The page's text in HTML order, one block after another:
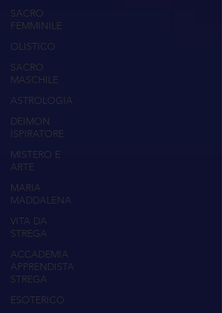
SACRO
FEMMINILE
OLISTICO
SACRO
MASCHILE
ASTROLOGIA
DEIMON
ISPIRATORE
MISTERO E
ARTE
MARIA
MADDALENA
VITA DA
STREGA
ACCADEMIA
APPRENDISTA
STREGA
ESOTERICO